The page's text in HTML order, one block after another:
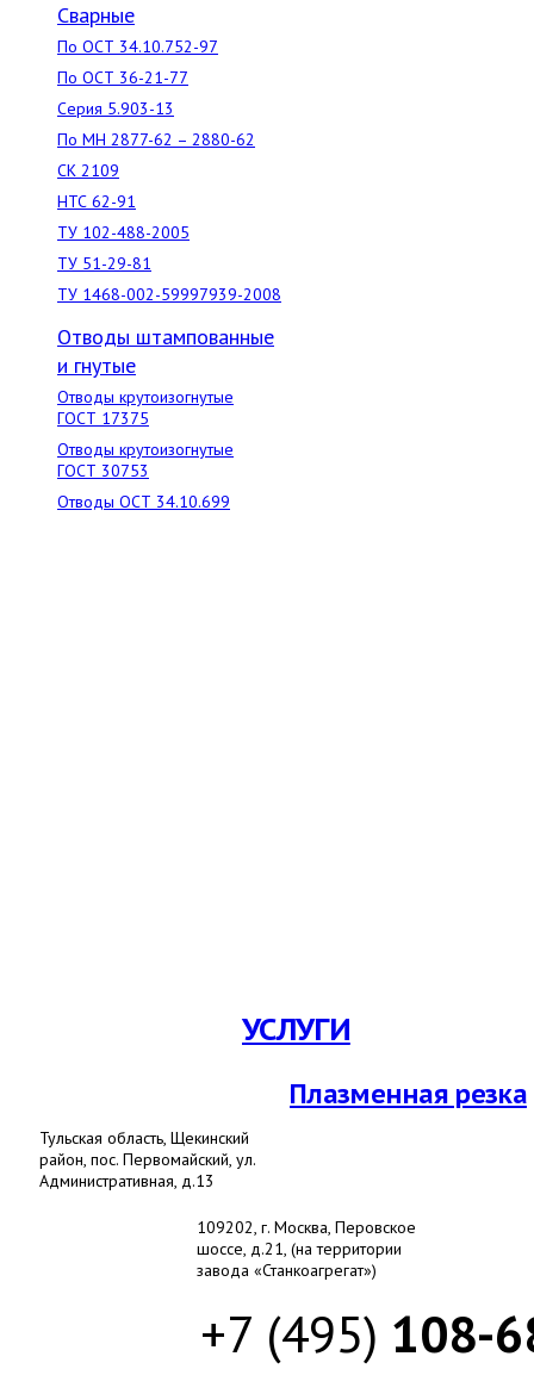
Сварные
По ОСТ 34.10.752-97
По ОСТ 36-21-77
Серия 5.903-13
По МН 2877-62 – 2880-62
СК 2109
НТС 62-91
ТУ 102-488-2005
ТУ 51-29-81
ТУ 1468-002-59997939-2008
Отводы штампованные
и гнутые
Отводы крутоизогнутые
ГОСТ 17375
Отводы крутоизогнутые
ГОСТ 30753
Отводы ОСТ 34.10.699
УСЛУГИ
Плазменная резка
Тульская область, Щекинский
район, пос. Первомайский, ул.
Административная, д.13
109202, г. Москва, Перовское
шоссе, д.21, (на территории
завода «Станкоагрегат»)
+7 (495) 108-